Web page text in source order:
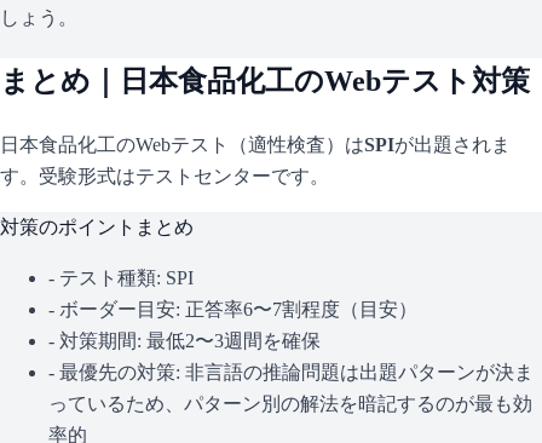
しょう。
まとめ｜ 日本食品化工のWebテスト対策
日本食品化工のWebテスト（適性検査）はSPIが出題されま
す。 受験形式はテストセンターです。
対策のポイントまとめ
- テスト種類: SPI
- ボーダー目安: 正答率6〜7割程度（目安）
- 対策期間: 最低2〜3週間を確保
- 最優先の対策: 非言語の推論問題は出題パターンが決ま
っているため、パターン別の解法を暗記するのが最も効
率的